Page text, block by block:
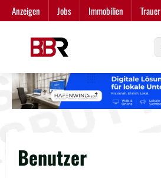
Zum
Inhalt
Anzeigen Jobs Immobilien Trauer
Benutzer